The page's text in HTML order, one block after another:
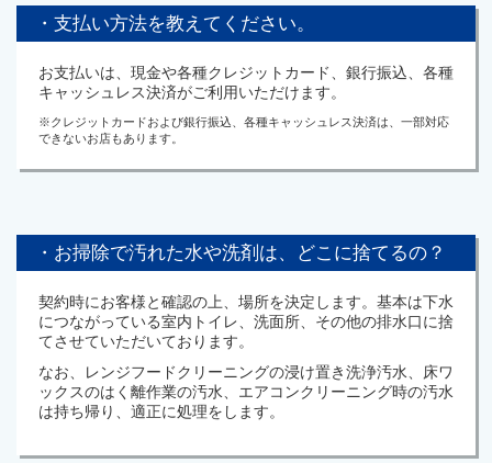
・支払い方法を教えてください。
お支払いは、現金や各種クレジットカード、銀行振込、各種
キャッシュレス決済がご利用いただけます。
※クレジットカードおよび銀行振込、各種キャッシュレス決済は、一部対応
できないお店もあります。
・お掃除で汚れた水や洗剤は、どこに捨てるの？
契約時にお客様と確認の上、場所を決定します。基本は下水
につながっている室内トイレ、洗面所、その他の排水口に捨
てさせていただいております。
なお、レンジフードクリーニングの浸け置き洗浄汚水、床ワ
ックスのはく離作業の汚水、エアコンクリーニング時の汚水
は持ち帰り、適正に処理をします。